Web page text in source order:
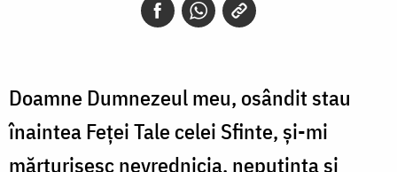
Doamne Dumnezeul meu, osândit stau
înaintea Feţei Tale celei Sfinte, şi-mi
mărturisesc nevrednicia, neputinţa şi